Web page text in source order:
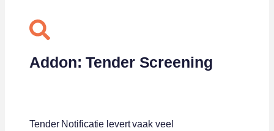
Addon: Tender Screening
Tender Notificatie levert vaak veel